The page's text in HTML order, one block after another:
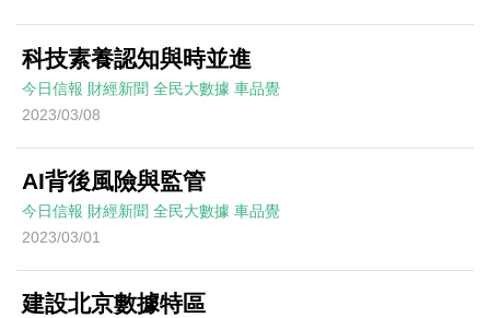
科技素養認知與時並進
今日信報 財經新聞 全民大數據 車品覺
2023/03/08
AI背後風險與監管
今日信報 財經新聞 全民大數據 車品覺
2023/03/01
建設北京數據特區